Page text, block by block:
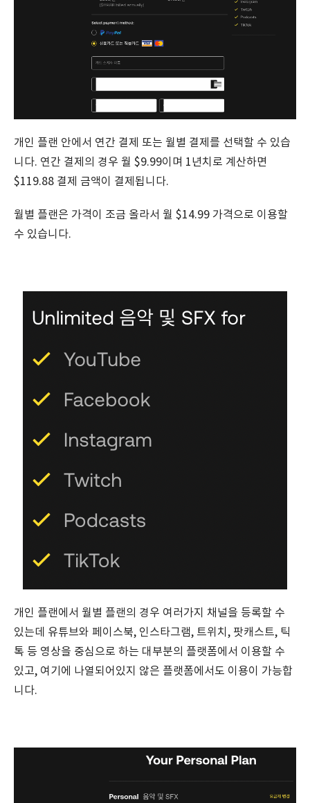
개인 플랜 안에서 연간 결제 또는 월별 결제를 선택할 수 있습
니다. 연간 결제의 경우 월 $9.99이며 1년치로 계산하면
$119.88 결제 금액이 결제됩니다.
월별 플랜은 가격이 조금 올라서 월 $14.99 가격으로 이용할
수 있습니다.
개인 플랜에서 월별 플랜의 경우 여러가지 채널을 등록할 수
있는데 유튜브와 페이스북, 인스타그램, 트위치, 팟캐스트, 틱
톡 등 영상을 중심으로 하는 대부분의 플랫폼에서 이용할 수
있고, 여기에 나열되어있지 않은 플랫폼에서도 이용이 가능합
니다.